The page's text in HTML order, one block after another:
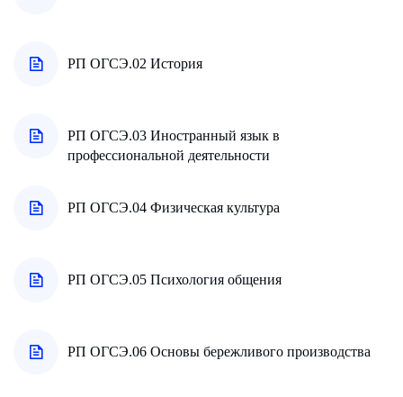
РП ОГСЭ.02 История
РП ОГСЭ.03 Иностранный язык в
профессиональной деятельности
РП ОГСЭ.04 Физическая культура
РП ОГСЭ.05 Психология общения
РП ОГСЭ.06 Основы бережливого производства